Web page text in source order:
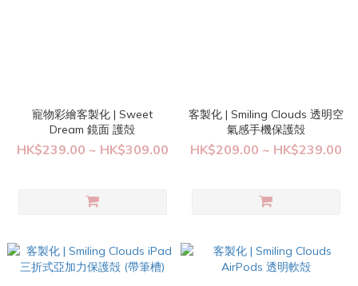
寵物彩繪客製化 | Sweet
Dream 鏡面 護殻
HK$239.00 ~ HK$309.00
客製化 | Smiling Clouds 透明空
氣感手機保護殻
HK$209.00 ~ HK$239.00